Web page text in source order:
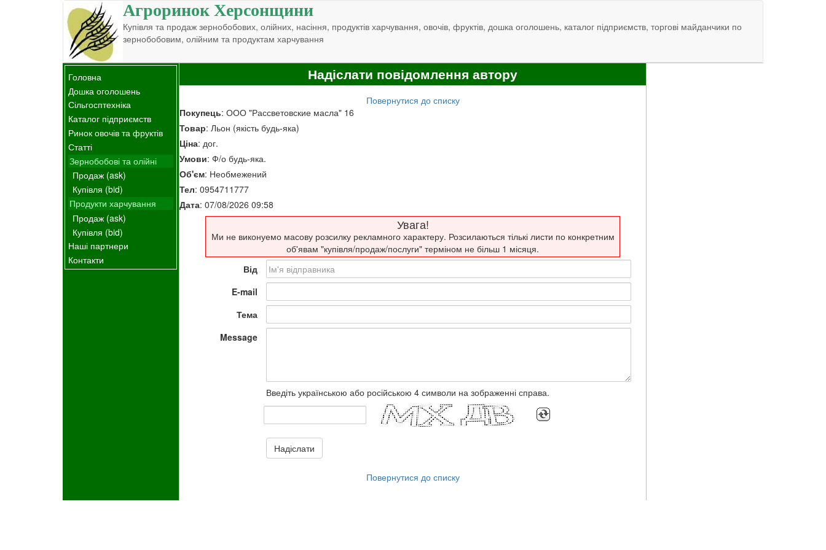
Агроринок Херсонщини
Купівля та продаж зернобобових, олійних, насіння, продуктів харчування, овочів, фруктів, дошка оголошень, каталог підприємств, торгові майданчики по
зернобобовим, олійним та продуктам харчування
Головна
Дошка оголошень
Сільгосптехніка
Каталог підприємств
Ринок овочів та фруктів
Статті
Зернобобові та олійні
Продаж (ask)
Купівля (bid)
Продукти харчування
Продаж (ask)
Купівля (bid)
Наші партнери
Контакти
Надіслати повідомлення автору
Повернутися до списку
Покупець: ООО "Рассветовские масла" 16
Товар: Льон (якість будь-яка)
Ціна: дог.
Умови: Ф/о будь-яка.
Об'єм: Необмежений
Тел: 0954711777
Дата: 07/08/2026 09:58
Увага!
Ми не виконуемо масову розсилку рекламного характеру. Розсилаються тількі листи по конкретним
об'явам "купівля/продаж/послуги" терміном не більш 1 місяця.
Від
E-mail
Тема
Message
Введіть українською або російською 4 символи на зображенні справа.
Надіслати
Повернутися до списку